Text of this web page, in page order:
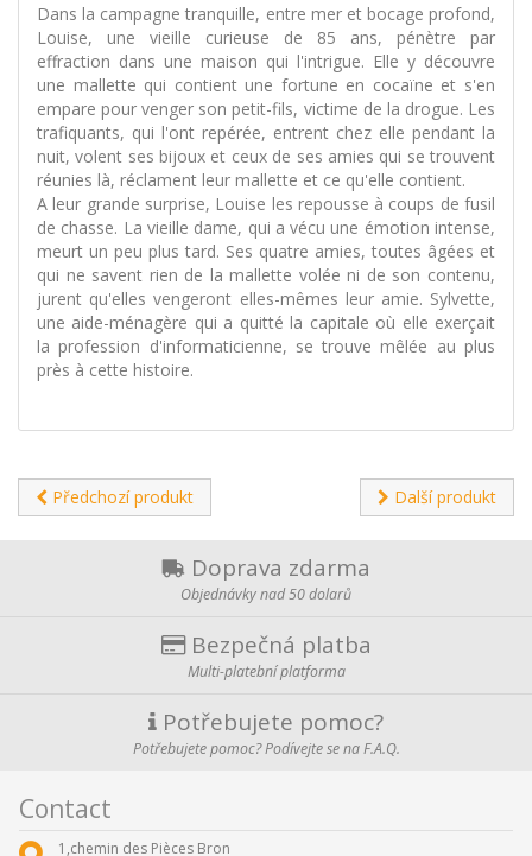
Dans la campagne tranquille, entre mer et bocage profond,
Louise, une vieille curieuse de 85 ans, pénètre par
effraction dans une maison qui l'intrigue. Elle y découvre
une mallette qui contient une fortune en cocaïne et s'en
empare pour venger son petit-fils, victime de la drogue. Les
trafiquants, qui l'ont repérée, entrent chez elle pendant la
nuit, volent ses bijoux et ceux de ses amies qui se trouvent
réunies là, réclament leur mallette et ce qu'elle contient.
A leur grande surprise, Louise les repousse à coups de fusil
de chasse. La vieille dame, qui a vécu une émotion intense,
meurt un peu plus tard. Ses quatre amies, toutes âgées et
qui ne savent rien de la mallette volée ni de son contenu,
jurent qu'elles vengeront elles-mêmes leur amie. Sylvette,
une aide-ménagère qui a quitté la capitale où elle exerçait
la profession d'informaticienne, se trouve mêlée au plus
près à cette histoire.
Předchozí produkt Další produkt
Doprava zdarma
Objednávky nad 50 dolarů
Bezpečná platba
Multi-platební platforma
Potřebujete pomoc?
Potřebujete pomoc? Podívejte se na F.A.Q.
Contact
1,chemin des Pièces Bron